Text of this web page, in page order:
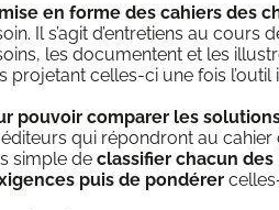
en forme des cahiers des
Il s’a­git d’en­tre­tiens au
les docu­mentent et les
pro­je­tant celles-ci une fois l’outil
pou­voir com­pa­rer les
qui répon­dront au cahier
simple de clas­si­fier cha­cun
puis de pon­dé­rer